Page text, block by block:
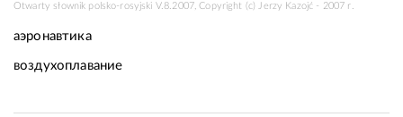
Otwarty słownik polsko-rosyjski V.8.2007, Copyright (c) Jerzy Kazojć - 2007 r.
аэронавтика
воздухоплавание